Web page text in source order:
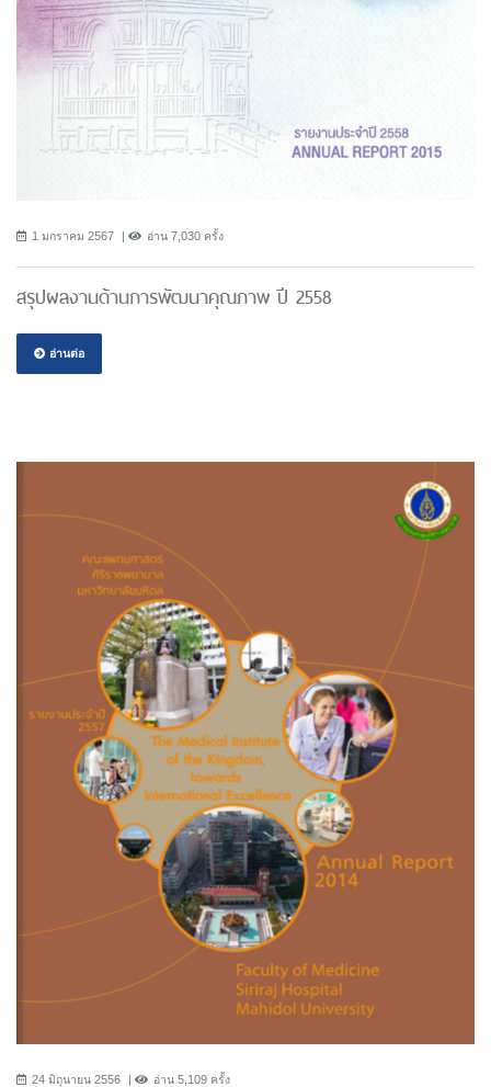
1 มกราคม 2567 อ่าน 7,030 ครั้ง
สรุปผลงานด้านการพัฒนาคุณภาพ ปี 2558
อ่านต่อ
24 มิถุนายน 2556 อ่าน 5,109 ครั้ง